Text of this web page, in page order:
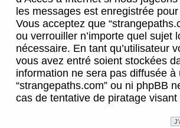
les messages est enregistrée
Vous acceptez que
ou verrouiller n’importe quel sujet
nécessaire. En tant qu’utilisateur
vous avez entré soient stockées
information ne sera pas diffusée
“strangepaths.com” ou ni phpBB
cas de tentative de piratage